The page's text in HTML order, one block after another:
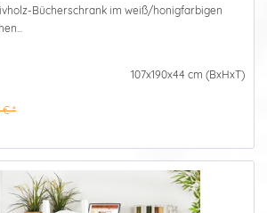
Bücherschrank im weiß/honigfarbigen
107x190x44 cm (BxHxT)
€ *